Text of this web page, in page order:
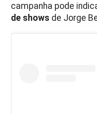
campanha pode
de shows de Jorge